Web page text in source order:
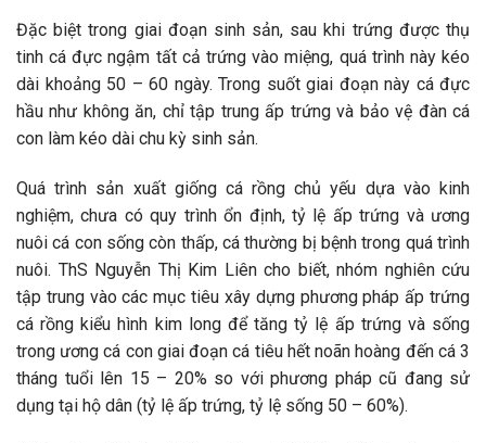
Đặc biệt trong giai đoạn sinh sản, sau khi trứng được thụ
tinh cá đực ngậm tất cả trứng vào miệng, quá trình này kéo
dài khoảng 50 – 60 ngày. Trong suốt giai đoạn này cá đực
hầu như không ăn, chỉ tập trung ấp trứng và bảo vệ đàn cá
con làm kéo dài chu kỳ sinh sản.
Quá trình sản xuất giống cá rồng chủ yếu dựa vào kinh
nghiệm, chưa có quy trình ổn định, tỷ lệ ấp trứng và ương
nuôi cá con sống còn thấp, cá thường bị bệnh trong quá trình
nuôi. ThS Nguyễn Thị Kim Liên cho biết, nhóm nghiên cứu
tập trung vào các mục tiêu xây dựng phương pháp ấp trứng
cá rồng kiểu hình kim long để tăng tỷ lệ ấp trứng và sống
trong ương cá con giai đoạn cá tiêu hết noãn hoàng đến cá 3
tháng tuổi lên 15 – 20% so với phương pháp cũ đang sử
dụng tại hộ dân (tỷ lệ ấp trứng, tỷ lệ sống 50 – 60%).